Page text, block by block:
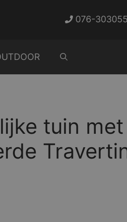
076-
tuin met